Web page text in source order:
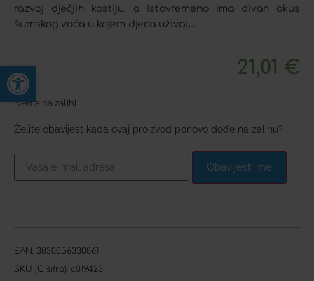
Open toolbar
razvoj dječjih kostiju, a istovremeno ima divan okus
šumskog voća u kojem djeca uživaju.
21,01 €
Nema na zalihi
Želite obavijest kada ovaj proizvod ponovo dođe na zalihu?
Obavijesti me
EAN: 3830056330861
SKU (C šifra): c019423